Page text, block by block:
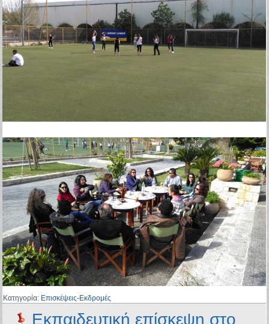
Κατηγορία: Επισκέψεις-Εκδρομές
Εκπαιδευτική επίσκεψη στο